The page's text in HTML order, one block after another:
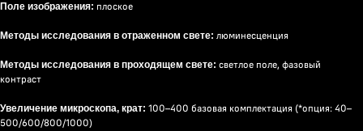
Поле изображения: плоское
Методы исследования в отраженном свете: люминесценция
Методы исследования в проходящем свете: светлое поле, фазовый
контраст
Увеличение микроскопа, крат: 100–400 базовая комплектация (*опция: 40–
500/600/800/1000)